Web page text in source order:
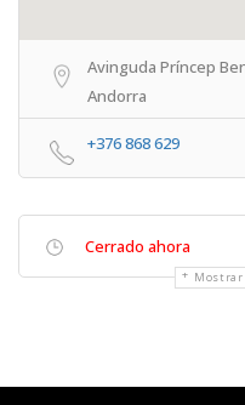
Avinguda Príncep
Andorra
+376 868 629
Cerrado ahora
Mostrar